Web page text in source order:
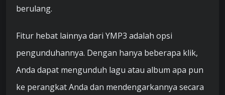
berulang.
Fitur hebat lainnya dari YMP3 adalah opsi
pengunduhannya. Dengan hanya beberapa klik,
Anda dapat mengunduh lagu atau album apa pun
ke perangkat Anda dan mendengarkannya secara